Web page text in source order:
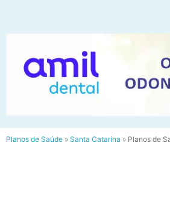
Planos de Saúde » Santa Catarina » Planos de